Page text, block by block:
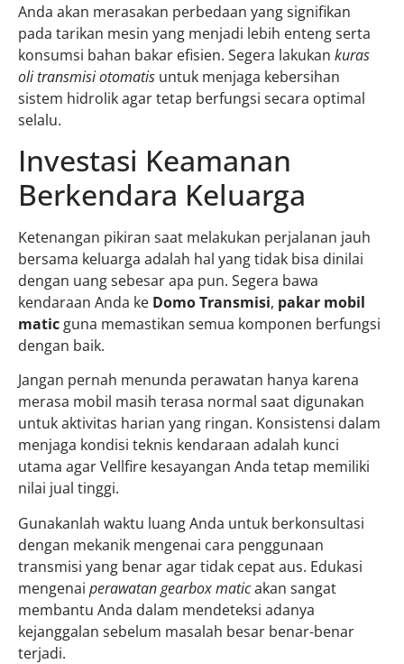
Anda akan merasakan perbedaan yang signifikan
pada tarikan mesin yang menjadi lebih enteng serta
konsumsi bahan bakar efisien. Segera lakukan kuras
oli transmisi otomatis untuk menjaga kebersihan
sistem hidrolik agar tetap berfungsi secara optimal
selalu.
Investasi Keamanan
Berkendara Keluarga
Ketenangan pikiran saat melakukan perjalanan jauh
bersama keluarga adalah hal yang tidak bisa dinilai
dengan uang sebesar apa pun. Segera bawa
kendaraan Anda ke Domo Transmisi, pakar mobil
matic guna memastikan semua komponen berfungsi
dengan baik.
Jangan pernah menunda perawatan hanya karena
merasa mobil masih terasa normal saat digunakan
untuk aktivitas harian yang ringan. Konsistensi dalam
menjaga kondisi teknis kendaraan adalah kunci
utama agar Vellfire kesayangan Anda tetap memiliki
nilai jual tinggi.
Gunakanlah waktu luang Anda untuk berkonsultasi
dengan mekanik mengenai cara penggunaan
transmisi yang benar agar tidak cepat aus. Edukasi
mengenai perawatan gearbox maticakan sangat
membantu Anda dalam mendeteksi adanya
kejanggalan sebelum masalah besar benar-benar
terjadi.